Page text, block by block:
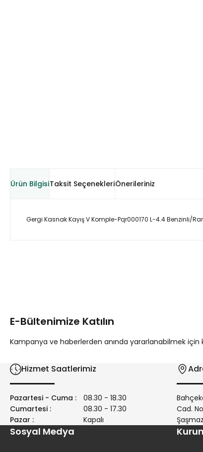
Ürün BilgisiTaksit SeçenekleriÖnerileriniz
Gergi Kasnak Kayış V Komple-Pqr000170 L-4.4 Benzinli/
Ürün bilgilerinde hatalar bulunuyor.
E-Bültenimize Katılın
Kampanya ve haberlerden anında yararlanabilmek için
Hizmet Saatlerimiz
Pazartesi - Cuma :
08.30 - 18.30
Cumartesi :
08.30 - 17.30
Pazar :
Kapalı
Cad.
Sosyal Medya